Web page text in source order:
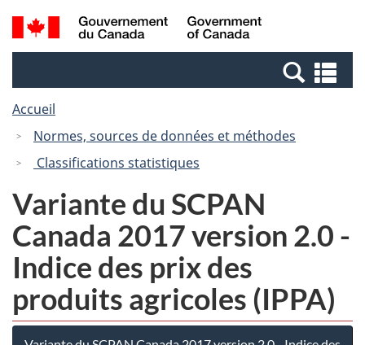
Passer
au
Passer
à
Canada
Recherche
et
et
Accueil
Normes, sources de données et méthodes
Classifications statistiques
Variante du SCPAN
Canada 2017 version 2.0 -
Indice des prix des
produits agricoles (IPPA)